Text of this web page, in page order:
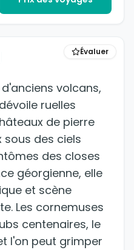
Évaluer
volcans,
ruelles
de pierre
des ciels
des closes
géorgienne, elle
et scène
Les cornemuses
centenaires, le
l'on peut grimper